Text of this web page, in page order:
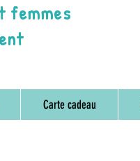
femmes
Carte cadeau